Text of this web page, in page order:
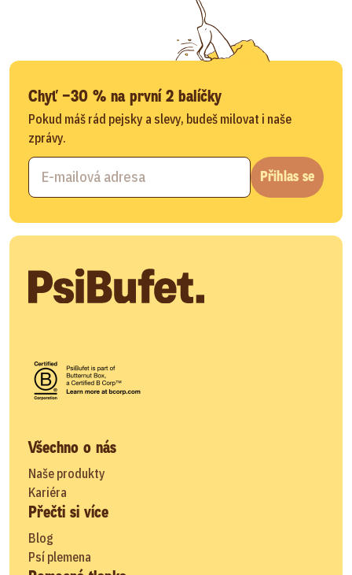
Chyť −30 % na první 2 balíčky
Pokud máš rád pejsky a slevy, budeš milovat i naše
zprávy.
Přihlas se
Všechno o nás
Naše produkty
Kariéra
Přečti si více
Blog
Psí plemena